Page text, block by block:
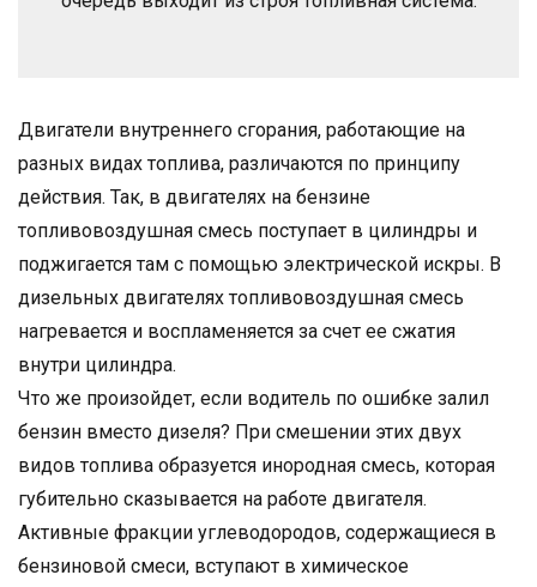
Двигатели внутреннего сгорания, работающие на
разных видах топлива, различаются по принципу
действия. Так, в двигателях на бензине
топливовоздушная смесь поступает в цилиндры и
поджигается там с помощью электрической искры. В
дизельных двигателях топливовоздушная смесь
нагревается и воспламеняется за счет ее сжатия
внутри цилиндра.
Что же произойдет, если водитель по ошибке залил
бензин вместо дизеля? При смешении этих двух
видов топлива образуется инородная смесь, которая
губительно сказывается на работе двигателя.
Активные фракции углеводородов, содержащиеся в
бензиновой смеси, вступают в химическое